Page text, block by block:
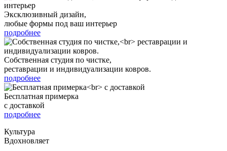
Эксклюзивный дизайн,
любые формы под ваш интерьер
подробнее
Собственная студия по чистке,
реставрации и индивидуализации ковров.
подробнее
Бесплатная примерка
с доставкой
подробнее
Культура
Вдохновляет